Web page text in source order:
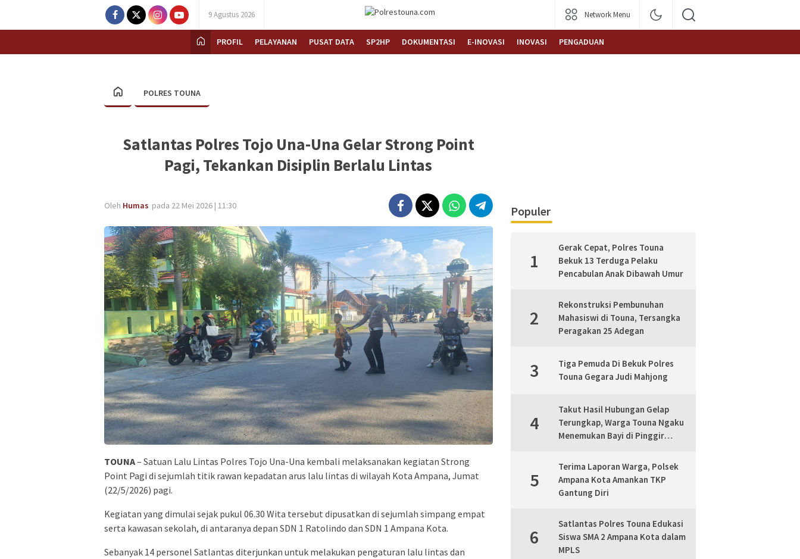
9 Agustus 2026 Network Menu
PROFIL PELAYANAN PUSAT DATA SP2HP DOKUMENTASI E-INOVASI INOVASI PENGADUAN
POLRES TOUNA
Satlantas Polres Tojo Una-Una Gelar Strong Point
Pagi, Tekankan Disiplin Berlalu Lintas
Oleh Humas pada 22 Mei 2026 | 11:30
TOUNA– Satuan Lalu Lintas Polres Tojo Una-Una kembali melaksanakan kegiatan Strong
Point Pagi di sejumlah titik rawan kepadatan arus lalu lintas di wilayah Kota Ampana, Jumat
(22/5/2026) pagi.
Kegiatan yang dimulai sejak pukul 06.30 Wita tersebut dipusatkan di sejumlah simpang empat
serta kawasan sekolah, di antaranya depan SDN 1 Ratolindo dan SDN 1 Ampana Kota.
Sebanyak 14 personel Satlantas diterjunkan untuk melakukan pengaturan lalu lintas dan
Populer
1
Gerak Cepat, Polres Touna
Bekuk 13 Terduga Pelaku
Pencabulan Anak Dibawah Umur
2
Rekonstruksi Pembunuhan
Mahasiswi di Touna, Tersangka
Peragakan 25 Adegan
3
Tiga Pemuda Di Bekuk Polres
Touna Gegara Judi Mahjong
4
Takut Hasil Hubungan Gelap
Terungkap, Warga Touna Ngaku
Menemukan Bayi di Pinggir
5
Terima Laporan Warga, Polsek
Ampana Kota Amankan TKP
Gantung Diri
6
Satlantas Polres Touna Edukasi
Siswa SMA 2 Ampana Kota dalam
MPLS